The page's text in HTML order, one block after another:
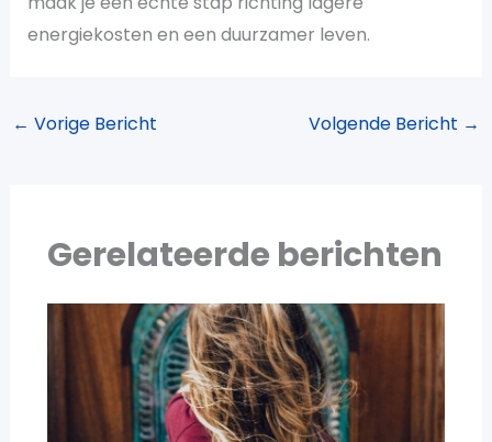
energiekosten en een duurzamer leven.
← Vorige Bericht Volgende Bericht →
Gerelateerde berichten